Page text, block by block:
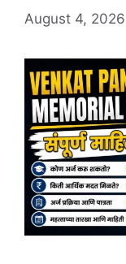
August 4, 2026